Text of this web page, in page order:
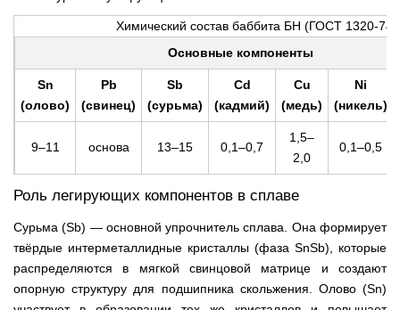
Химический состав баббита БН (ГОСТ 1320-
Основные компоненты
Sn
(олово)
Pb
(свинец)
Sb
(сурьма)
Cd
(кадмий)
Cu
(медь)
Ni
(никель)
9–11 основа 13–15 0,1–0,7
1,5–
2,0
0,1–0,5
Роль легирующих компонентов в сплаве
Сурьма (Sb) — основной упрочнитель сплава. Она формирует
твёрдые интерметаллидные кристаллы (фаза SnSb), которые
распределяются в мягкой свинцовой матрице и создают
опорную структуру для подшипника скольжения. Олово (Sn)